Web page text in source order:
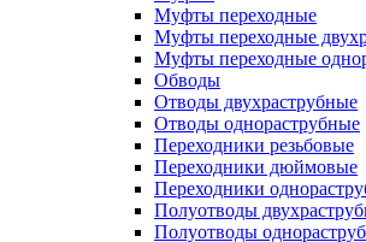
Муфты переходные
Муфты переходные
Муфты переходные
Обводы
Отводы двухраструбные
Отводы однораструбные
Переходники резьбовые
Переходники дюймовые
Переходники
Полуотводы
Полуотводы